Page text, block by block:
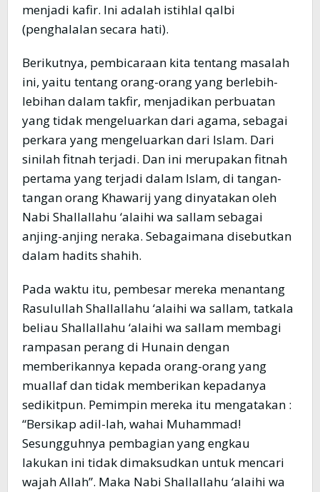
menjadi kafir. Ini adalah istihlal qalbi
(penghalalan secara hati).
Berikutnya, pembicaraan kita tentang masalah
ini, yaitu tentang orang-orang yang berlebih-
lebihan dalam takfir, menjadikan perbuatan
yang tidak mengeluarkan dari agama, sebagai
perkara yang mengeluarkan dari Islam. Dari
sinilah fitnah terjadi. Dan ini merupakan fitnah
pertama yang terjadi dalam Islam, di tangan-
tangan orang Khawarij yang dinyatakan oleh
Nabi Shallallahu ‘alaihi wa sallam sebagai
anjing-anjing neraka. Sebagaimana disebutkan
dalam hadits shahih.
Pada waktu itu, pembesar mereka menantang
Rasulullah Shallallahu ‘alaihi wa sallam, tatkala
beliau Shallallahu ‘alaihi wa sallam membagi
rampasan perang di Hunain dengan
memberikannya kepada orang-orang yang
muallaf dan tidak memberikan kepadanya
sedikitpun. Pemimpin mereka itu mengatakan :
“Bersikap adil-lah, wahai Muhammad!
Sesungguhnya pembagian yang engkau
lakukan ini tidak dimaksudkan untuk mencari
wajah Allah”. Maka Nabi Shallallahu ‘alaihi wa